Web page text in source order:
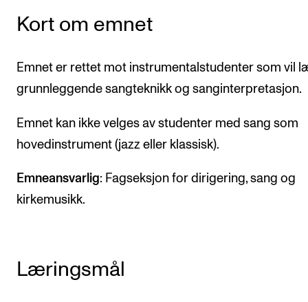
INTERNASJONALT
Utveksling
IN.TUNE
Arrangementer og konserter
Nyheter og historier
Kort om emnet
Emnet er rettet mot instrumentalstudenter som vil
grunnleggende sangteknikk og sanginterpretasjon.
Emnet kan ikke velges av studenter med sang som
hovedinstrument (jazz eller klassisk).
Emneansvarlig: Fagseksjon for dirigering, sang og
kirkemusikk.
Læringsmål